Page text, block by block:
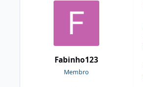
Fabinho123
Membro